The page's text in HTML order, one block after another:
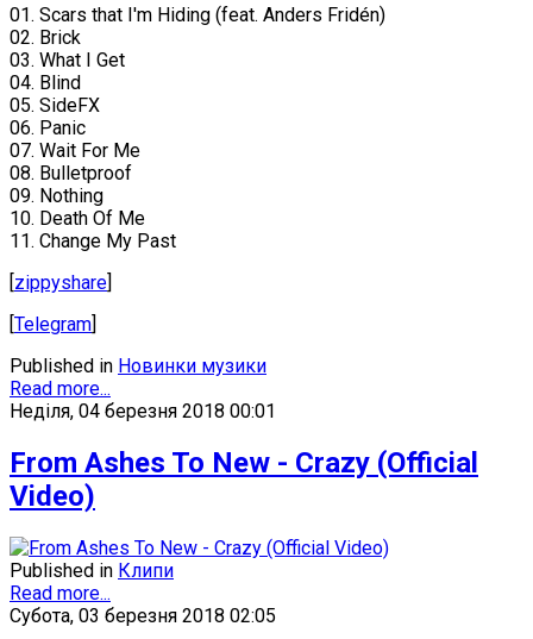
01. Scars that I'm Hiding (feat. Anders Fridén)
02. Brick
03. What I Get
04. Blind
05. SideFX
06. Panic
07. Wait For Me
08. Bulletproof
09. Nothing
10. Death Of Me
11. Change My Past
zippyshare
Telegram
Published in Новинки музики
Read more...
Неділя, 04 березня 2018 00:01
From Ashes To New - Crazy (Official
Video)
Published in Клипи
Read more...
Субота, 03 березня 2018 02:05